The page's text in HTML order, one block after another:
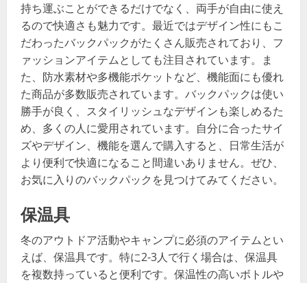
持ち運ぶことができるだけでなく、両手が自由に使え
るので快適さも魅力です。最近ではデザイン性にもこ
だわったバックパックがたくさん販売されており、フ
ァッションアイテムとしても注目されています。ま
た、防水素材や多機能ポケットなど、機能面にも優れ
た商品が多数販売されています。バックパックは使い
勝手が良く、スタイリッシュなデザインも楽しめるた
め、多くの人に愛用されています。自分に合ったサイ
ズやデザイン、機能を選んで購入すると、日常生活が
より便利で快適になること間違いありません。ぜひ、
お気に入りのバックパックを見つけてみてください。
保温具
冬のアウトドア活動やキャンプに必須のアイテムとい
えば、保温具です。特に2-3人で行く場合は、保温具
を複数持っていると便利です。保温性の高いボトルや